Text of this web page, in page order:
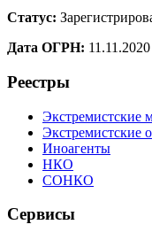
Статус:
Дата ОГРН: 11.11.2020
Реестры
Экстремистские
Экстремистские
Иноагенты
НКО
СОНКО
Сервисы